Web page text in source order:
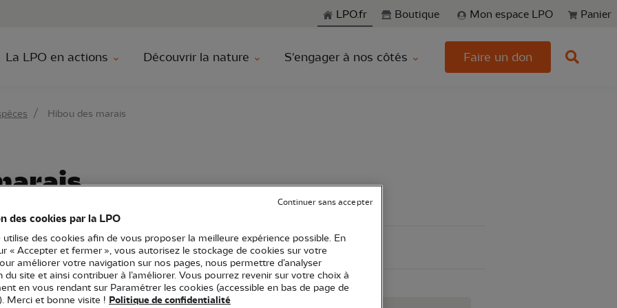
Aller à la rechercheLPO.fr Boutique Mon espace LPO Panier
La LPO en actions Découvrir la nature S'engager à nos côtés Faire un don
Hibou des marais
Rapaces nocturnes
des cookies par la LPO
utilise des cookies afin de vous proposer la meilleure expérience possible. En
« Accepter et fermer », vous autorisez le stockage de cookies sur votre
améliorer votre navigation sur nos pages, nous permettre d’analyser
du site et ainsi contribuer à l’améliorer. Vous pourrez revenir sur votre choix à
en vous rendant sur Paramétrer les cookies (accessible en bas de page de
Merci et bonne visite ! Politique de confidentialité
Continuer sans accepter